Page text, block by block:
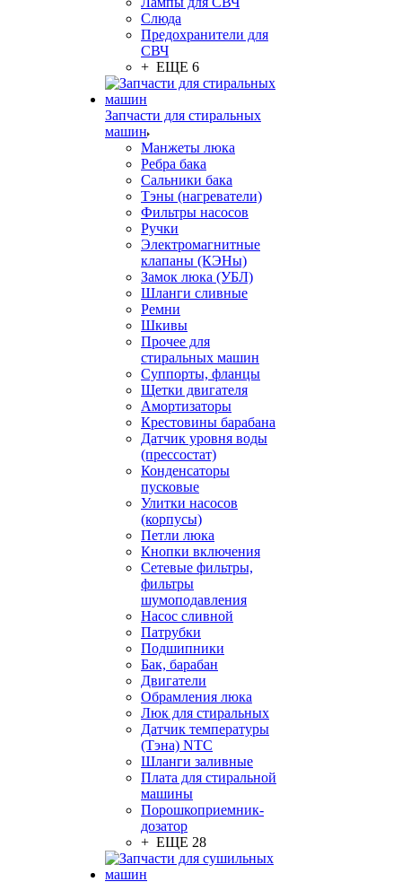
Слюда
Предохранители для
СВЧ
+ ЕЩЕ 6
Запчасти для стиральных
машин
Манжеты люка
Ребра бака
Сальники бака
Тэны (нагреватели)
Фильтры насосов
Ручки
Электромагнитные
клапаны (КЭНы)
Замок люка (УБЛ)
Шланги сливные
Ремни
Шкивы
Прочее для
стиральных машин
Суппорты, фланцы
Щетки двигателя
Амортизаторы
Крестовины барабана
Датчик уровня воды
(прессостат)
Конденсаторы
пусковые
Улитки насосов
(корпусы)
Петли люка
Кнопки включения
Сетевые фильтры,
фильтры
шумоподавления
Насос сливной
Патрубки
Подшипники
Бак, барабан
Двигатели
Обрамления люка
Люк для стиральных
Датчик температуры
(Тэна) NTC
Шланги заливные
Плата для стиральной
машины
Порошкоприемник-
дозатор
+ ЕЩЕ 28